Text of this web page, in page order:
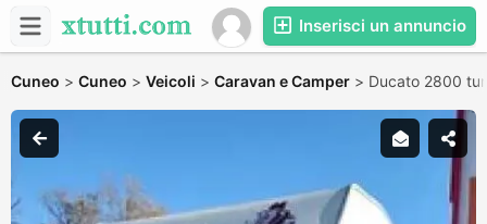
Inserisci un annuncio
Cuneo > Cuneo > Veicoli > Caravan e Camper > Ducato 2800